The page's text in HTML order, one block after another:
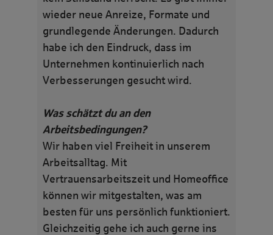
wieder neue Anreize, Formate und
grundlegende Änderungen. Dadurch
habe ich den Eindruck, dass im
Unternehmen kontinuierlich nach
Verbesserungen gesucht wird.
Was schätzt du an den
Arbeitsbedingungen?
Wir haben viel Freiheit in unserem
Arbeitsalltag. Mit
Vertrauensarbeitszeit und Homeoffice
können wir mitgestalten, was am
besten für uns persönlich funktioniert.
Gleichzeitig gehe ich auch gerne ins